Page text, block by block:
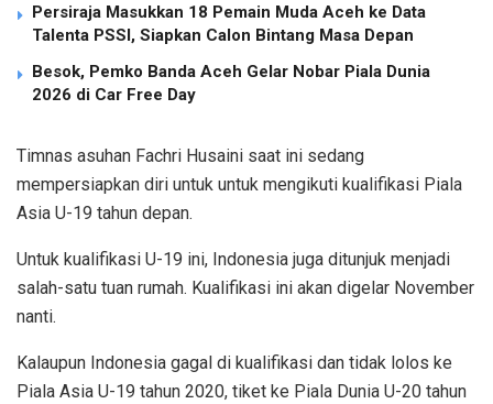
Persiraja Masukkan 18 Pemain Muda Aceh ke Data
Talenta PSSI, Siapkan Calon Bintang Masa Depan
Besok, Pemko Banda Aceh Gelar Nobar Piala Dunia
2026 di Car Free Day
Timnas asuhan Fachri Husaini saat ini sedang
mempersiapkan diri untuk untuk mengikuti kualifikasi Piala
Asia U-19 tahun depan.
Untuk kualifikasi U-19 ini, Indonesia juga ditunjuk menjadi
salah-satu tuan rumah. Kualifikasi ini akan digelar November
nanti.
Kalaupun Indonesia gagal di kualifikasi dan tidak lolos ke
Piala Asia U-19 tahun 2020, tiket ke Piala Dunia U-20 tahun